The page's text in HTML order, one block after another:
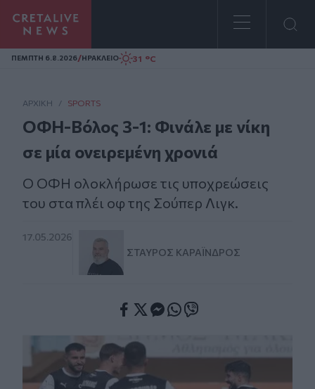
Homepage
ΠΕΜΠΤΗ 6.8.2026/ΗΡΑΚΛΕΙΟ 31 °C
ΑΡΧΙΚΗ / SPORTS
ΟΦΗ-Βόλος 3-1: Φινάλε με νίκη
σε μία ονειρεμένη χρονιά
Ο ΟΦΗ ολοκλήρωσε τις υποχρεώσεις
του στα πλέι οφ της Σούπερ Λιγκ.
17.05.2026
ΣΤΑΎΡΟΣ ΚΑΡΑΪ́ΝΔΡΟΣ